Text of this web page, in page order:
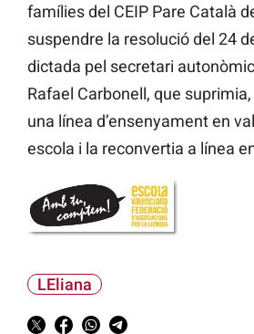
famílies del CEIP Pare Català
suspendre la resolució del 24
dictada pel secretari autonòmic
Rafael Carbonell, que
una línea d’ensenyament en
escola i la reconvertia a línea
LEliana